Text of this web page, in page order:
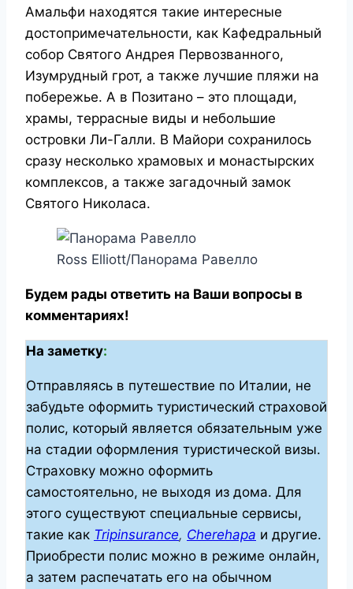
Амальфи находятся такие интересные
достопримечательности, как Кафедральный
собор Святого Андрея Первозванного,
Изумрудный грот, а также лучшие пляжи на
побережье. А в Позитано – это площади,
храмы, террасные виды и небольшие
островки Ли-Галли. В Майори сохранилось
сразу несколько храмовых и монастырских
комплексов, а также загадочный замок
Святого Николаса.
Ross Elliott/Панорама Равелло
Будем рады ответить на Ваши вопросы в
комментариях!
На заметку:
Отправляясь в путешествие по Италии, не
забудьте оформить туристический страховой
полис, который является обязательным уже
на стадии оформления туристической визы.
Страховку можно оформить
самостоятельно, не выходя из дома. Для
этого существуют специальные сервисы,
такие как Tripinsurance, Cherehapa и другие.
Приобрести полис можно в режиме онлайн,
а затем распечатать его на обычном